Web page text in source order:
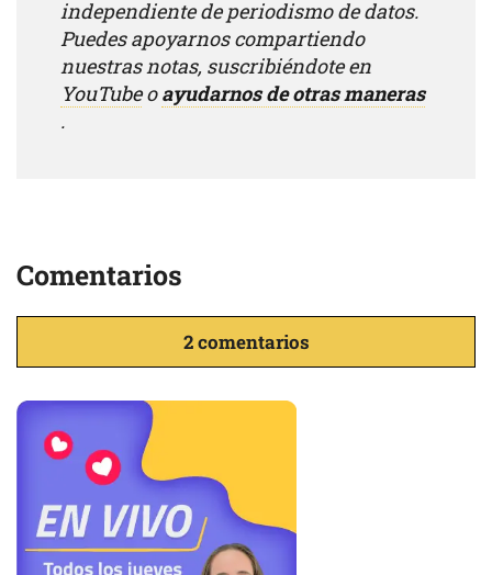
independiente de periodismo de datos.
Puedes apoyarnos compartiendo
nuestras notas, suscribiéndote en
YouTubeoayudarnos de otras maneras
.
Comentarios
2 comentarios